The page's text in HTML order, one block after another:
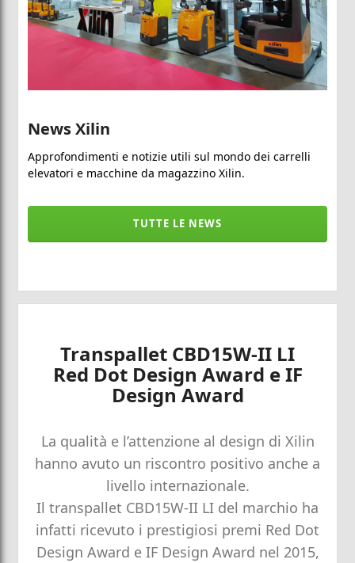
News Xilin
Approfondimenti e notizie utili sul mondo dei carrelli
elevatori e macchine da magazzino Xilin.
TUTTE LE NEWS
Transpallet CBD15W-II LI
Red Dot Design Award e IF
Design Award
La qualità e l’attenzione al design di Xilin
hanno avuto un riscontro positivo anche a
livello internazionale.
Il transpallet CBD15W-II LI del marchio ha
infatti ricevuto i prestigiosi premi Red Dot
Design Award e IF Design Award nel 2015,